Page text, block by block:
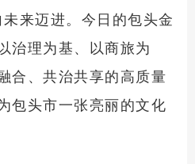
来迈进。今日的包头金
治理为基、以商旅为
合、共治共享的高质量
包头市一张亮丽的文化